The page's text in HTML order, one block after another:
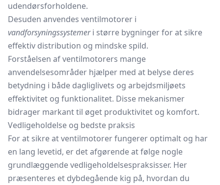
udendørsforholdene.
Desuden anvendes ventilmotorer i
vandforsyningssystemeri større bygninger for at sikre
effektiv distribution og mindske spild.
Forståelsen af ventilmotorers mange
anvendelsesområder hjælper med at belyse deres
betydning i både dagliglivets og arbejdsmiljøets
effektivitet og funktionalitet. Disse mekanismer
bidrager markant til øget produktivitet og komfort.
Vedligeholdelse og bedste praksis
For at sikre at ventilmotorer fungerer optimalt og har
en lang levetid, er det afgørende at følge nogle
grundlæggende vedligeholdelsespraksisser. Her
præsenteres et dybdegående kig på, hvordan du